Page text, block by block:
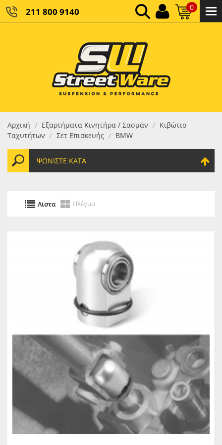
211 800 9140 0
ΚΑΘΑΡΌ ΣΎΝΟΛΟ:
ΤΕΛΙΚΌ ΣΎΝΟΛΟ:0,00 €
Αρχική / Εξαρτήματα Κινητήρα / Σασμάν / Κιβώτιο
Ταχυτήτων / Σετ Επισκευής / BMW
ΨΩΝΊΣΤΕ ΚΑΤΆ
Λίστα Πλέγμα